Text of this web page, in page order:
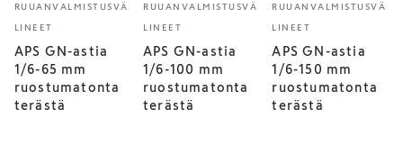
RUUANVALMISTUSVÄ
LINEET
APS GN-astia
1/6-65 mm
ruostumatonta
terästä
RUUANVALMISTUSVÄ
LINEET
APS GN-astia
1/6-100 mm
ruostumatonta
terästä
RUUANVALMISTUSVÄ
LINEET
APS GN-astia
1/6-150 mm
ruostumatonta
terästä